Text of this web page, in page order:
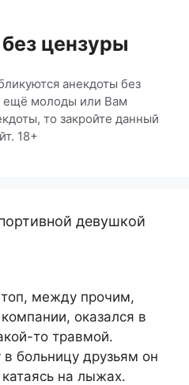
цензуры
анекдоты без
ещё молоды или Вам
то закройте данный
18+
девушкой
между прочим,
оказался в
то травмой.
больницу друзьям он
на лыжах.